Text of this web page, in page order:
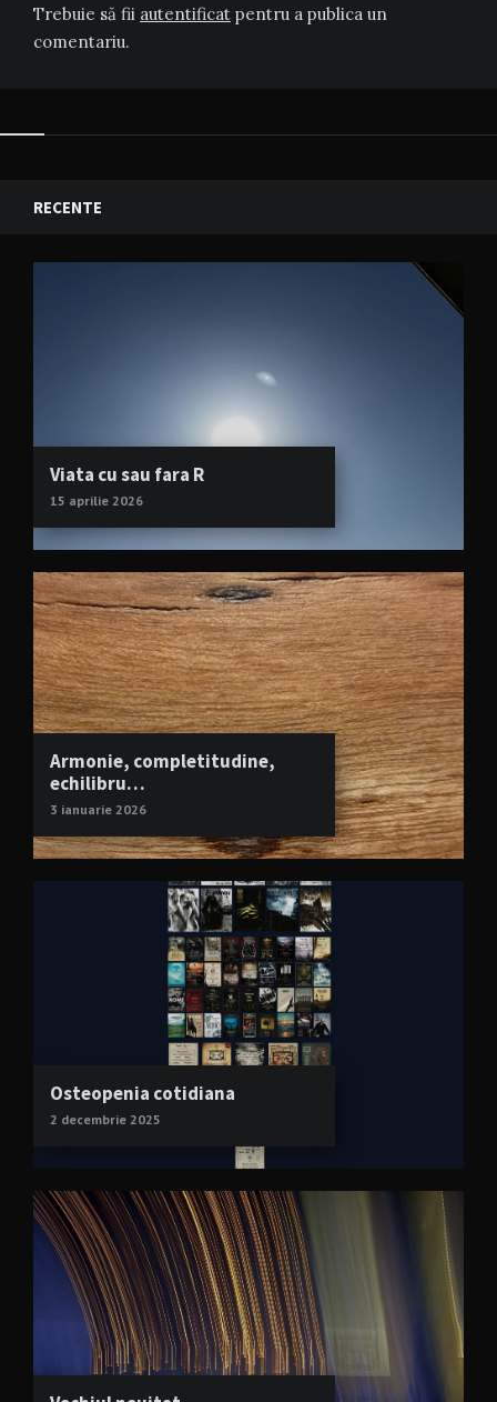
Trebuie să fii autentificat pentru a publica un
comentariu.
RECENTE
Viata cu sau fara R
15 aprilie 2026
Armonie, completitudine,
echilibru…
3 ianuarie 2026
Osteopenia cotidiana
2 decembrie 2025